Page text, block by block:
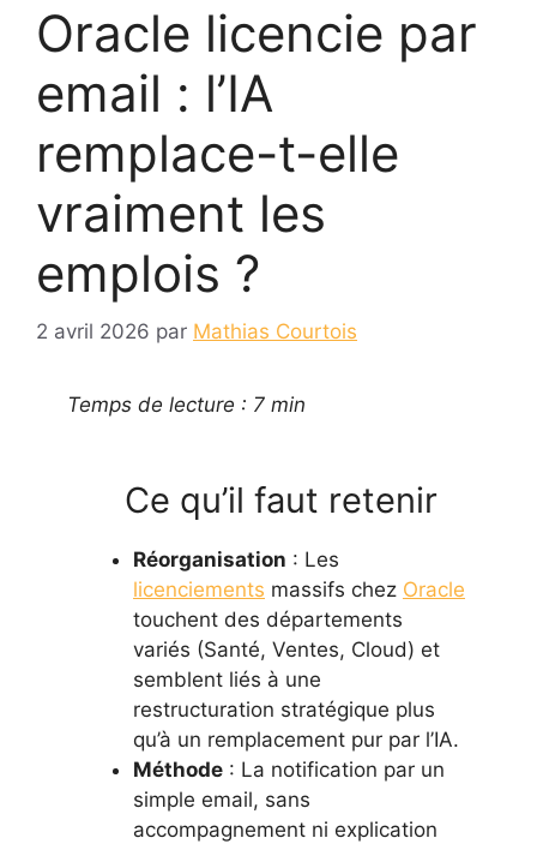
Oracle licencie par
email : l’IA
remplace-t-elle
vraiment les
emplois ?
2 avril 2026 par Mathias Courtois
Temps de lecture : 7 min
Ce qu’il faut retenir
Réorganisation : Les
licenciements massifs chez Oracle
touchent des départements
variés (Santé, Ventes, Cloud) et
semblent liés à une
restructuration stratégique plus
qu’à un remplacement pur par l’IA.
Méthode : La notification par un
simple email, sans
accompagnement ni explication